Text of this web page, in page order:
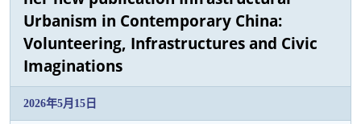
Urbanism in Contemporary China:
Volunteering, Infrastructures and Civic
Imaginations
2026年5月15日